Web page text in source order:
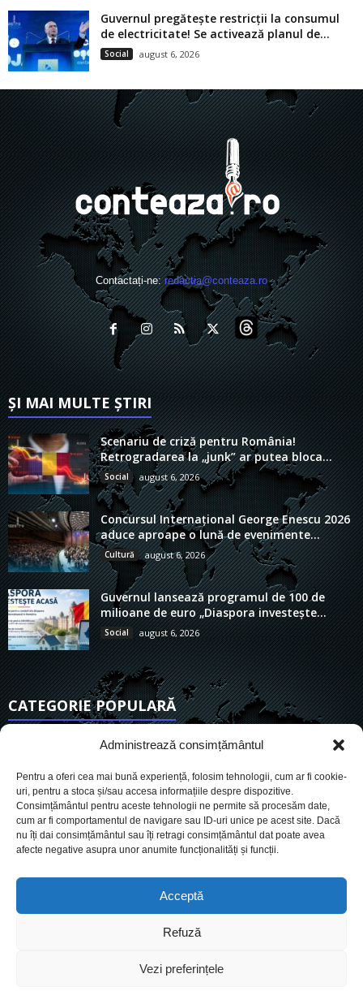
Administrează consimțământul
Pentru a oferi cea mai bună experiență, folosim tehnologii, cum ar fi cookie-
uri, pentru a stoca și/sau accesa informațiile despre dispozitive.
Consimțământul pentru aceste tehnologii ne permite să procesăm date,
cum ar fi comportamentul de navigare sau ID-uri unice pe acest site. Dacă
nu îți dai consimțământul sau îți retragi consimțământul dat poate avea
afecte negative asupra unor anumite funcționalități și funcții.
Acceptă
Refuză
Vezi preferințele
Guvernul pregătește restricții la consumul
de electricitate! Se activează planul de...
Social august 6, 2026
Contactați-ne:redactia@conteaza.ro
ȘI MAI MULTE ȘTIRI
Scenariu de criză pentru România!
Retrogradarea la „junk” ar putea bloca...
Social august 6, 2026
Concursul Internațional George Enescu 2026
aduce aproape o lună de evenimente...
Cultură august 6, 2026
Guvernul lansează programul de 100 de
milioane de euro „Diaspora investește...
Social august 6, 2026
CATEGORIE POPULARĂ
6901
Social
Politic
Economie
559
Despre Noi Termeni si conditii